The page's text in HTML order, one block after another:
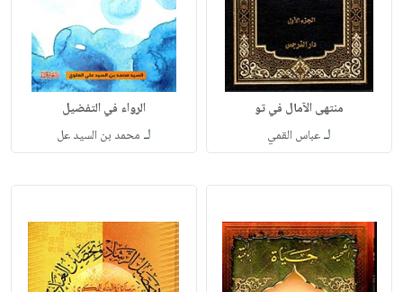
منتهى الآمال في تو
لـعباس القمي
الرواء في التفضيل
لـ محمد بن السيد عل